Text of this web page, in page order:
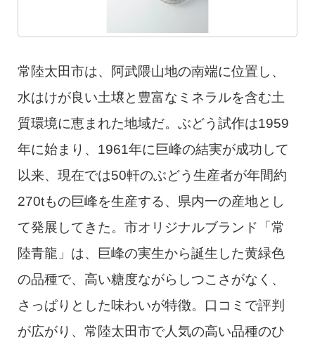
常陸太田市は、阿武隈山地の南端に位置し、
水はけが良い土壌と豊富なミネラルを含む土
質環境に恵まれた地域だ。ぶどう試作は1959
年に始まり、1961年に巨峰の結実が成功して
以来、現在では50軒のぶどう生産者が年間約
270tもの巨峰を生産する、県内一の産地とし
て発展してきた。市オリジナルブランド「常
陸青龍」は、巨峰の実生から誕生した黄緑色
の品種で、高い糖度ながらしつこさがなく、
さっぱりとした味わいが特徴。口コミで評判
が広がり、常陸太田市で人気の高い品種のひ